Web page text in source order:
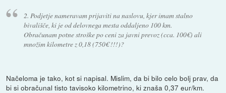
2. Podjetje nameravam prijaviti na naslovu, kjer imam stalno
bivališče, ki je od delovnega mesta oddaljeno 100 km.
Obračunam potne stroške po ceni za javni prevoz (cca. 100€) ali
množim kilometre z 0,18 (750€ !!!)?
Načeloma je tako, kot si napisal. Mislim, da bi bilo celo bolj prav, da
bi si obračunal tisto tavisoko kilometrino, ki znaša 0,37 eur/km.